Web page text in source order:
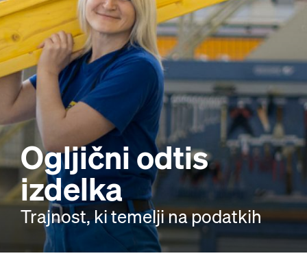
Ogljični odtis
izdelka
Trajnost, ki temelji na podatkih